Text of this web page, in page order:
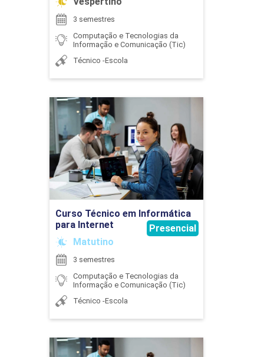
ENGENHARIA DE SOFTWARE
45
ESTÁGIO SUPERVISIONADO I
ESTÁGIO SUPERVISIONADO II
3 semestres
Computação e Tecnologias da
Informação e Comunicação (Tic)
Técnico -Escola
Curso Técnico em Informática
para Internet
Matutino
Presencial
3 semestres
Computação e Tecnologias da
Informação e Comunicação (Tic)
Técnico -Escola
Curso Técnico em
Informática para Internet
Detalhes do curso
Ir para Inscrição
Curso Técnico em